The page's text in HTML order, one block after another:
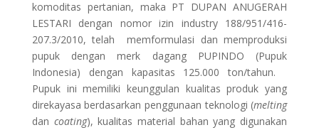
komoditas pertanian, maka PT DUPAN ANUGERAH
LESTARI dengan nomor izin industry 188/951/416-
207.3/2010, telah memformulasi dan memproduksi
pupuk dengan merk dagang PUPINDO (Pupuk
Indonesia) dengan kapasitas 125.000 ton/tahun.
Pupuk ini memiliki keunggulan kualitas produk yang
direkayasa berdasarkan penggunaan teknologi (melting
dan coating), kualitas material bahan yang digunakan